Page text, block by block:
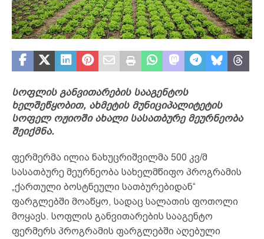
სოფლის განვითარების სააგენტოს
ხელშეწყობით, ახმეტის მუნიციპალიტეტის
სოფელ ოჟიოში ახალი სასათბურე მეურნეობა
შეიქმნა.
ფერმერმა ილია ნახუცრიშვილმა 500 კვ/მ
სასათბურე მეურნეობა სახელმწიფო პროგრამის
„ქართული ბოსტნეული სათბურებიდან“
ფარგლებში მოაწყო, სადაც სალათის ფოთოლი
მოყავს. სოფლის განვითარების სააგენტო
ფერმერს პროგრამის ფარგლებში აღებული